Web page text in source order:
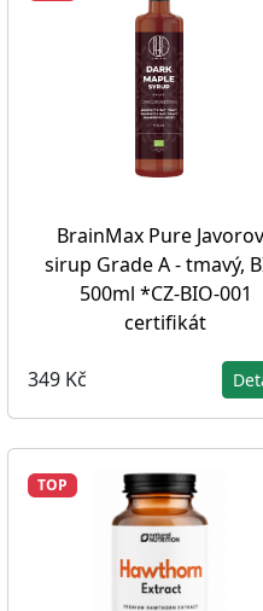
BrainMax Pure
sirup Grade A - tmavý,
500ml *CZ-BIO-001
certifikát
349 Kč
TOP